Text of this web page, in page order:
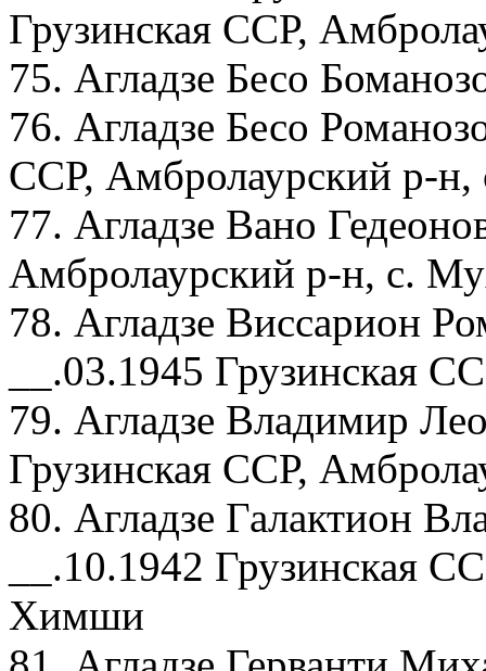
Грузинская ССР,
75. Агладзе Бесо
76. Агладзе Бесо
ССР, Амбролаурский р-
77. Агладзе Вано
Амбролаурский р-н, с.
78. Агладзе Виссарион
__.03.1945 Грузинская
79. Агладзе Владимир
Грузинская ССР,
80. Агладзе Галактион
__.10.1942 Грузинская
Химши